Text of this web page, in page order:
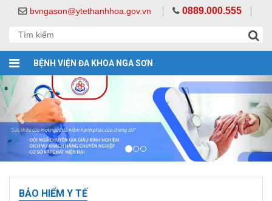
bvngason@ytethanhhoa.gov.vn 0889.000.555
BỆNH VIỆN ĐA KHOA NGA SƠN
BẢO HIỂM Y TẾ